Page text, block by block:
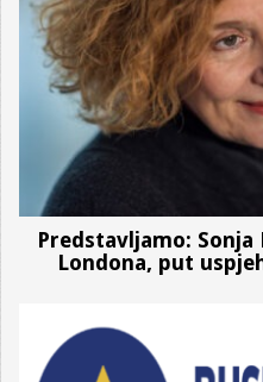
Predstavljamo: Sonja
Londona, put